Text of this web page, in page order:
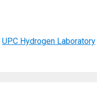
UPC Hydrogen Laboratory